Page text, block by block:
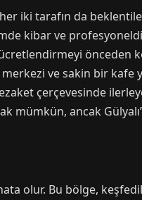
iki tarafın da
kibar ve
önceden
ve sakin bir kafe
çerçevesinde
mümkün, ancak
olur. Bu bölge,